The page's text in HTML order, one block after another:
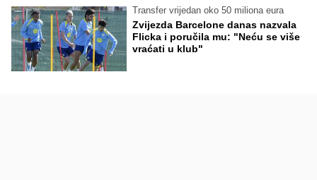
Transfer vrijedan oko 50 miliona eura
Zvijezda Barcelone danas nazvala
Flicka i poručila mu: "Neću se više
vraćati u klub"